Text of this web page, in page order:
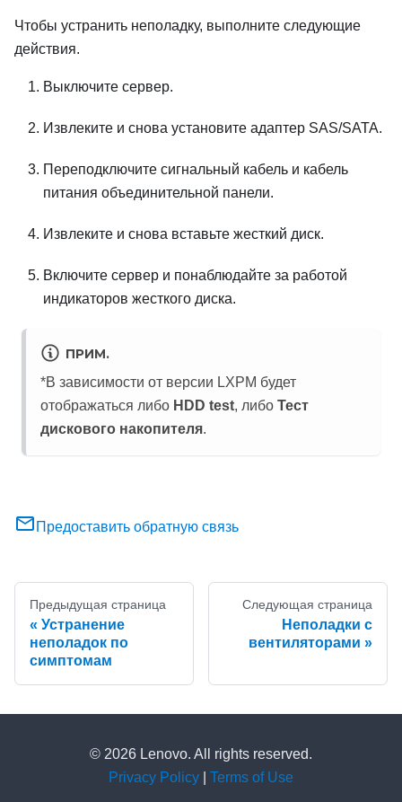
Чтобы устранить неполадку, выполните следующие
действия.
Выключите сервер.
Извлеките и снова установите адаптер SAS/SATA.
Переподключите сигнальный кабель и кабель
питания объединительной панели.
Извлеките и снова вставьте жесткий диск.
Включите сервер и понаблюдайте за работой
индикаторов жесткого диска.
ПРИМ.
*В зависимости от версии LXPM будет
отображаться либо HDD test, либо Тест
дискового накопителя.
Предоставить обратную связь
Предыдущая страница
Устранение
неполадок по
симптомам
Следующая страница
Неполадки с
вентиляторами
© 2026 Lenovo. All rights reserved.
Privacy Policy
Terms of Use